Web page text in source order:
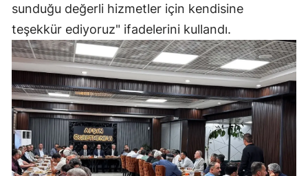
sunduğu değerli hizmetler için kendisine
teşekkür ediyoruz" ifadelerini kullandı.